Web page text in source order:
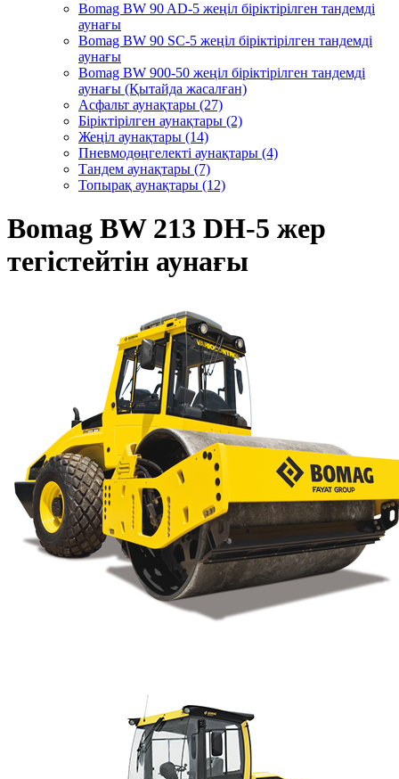
Bomag BW 90 AD-5 жеңіл біріктірілген тандемді
аунағы
Bomag BW 90 SC-5 жеңіл біріктірілген тандемді
аунағы
Bomag BW 900-50 жеңіл біріктірілген тандемді
аунағы (Қытайда жасалған)
Асфальт аунақтары (27)
Біріктірілген аунақтары (2)
Жеңіл аунақтары (14)
Пневмодөңгелекті аунақтары (4)
Тандем аунақтары (7)
Топырақ аунақтары (12)
Bomag BW 213 DH-5 жер
тегістейтін аунағы